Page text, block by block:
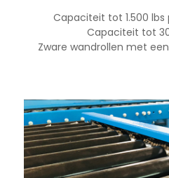
Capaciteit tot 1.500
Capaciteit tot
Zware wandrollen met